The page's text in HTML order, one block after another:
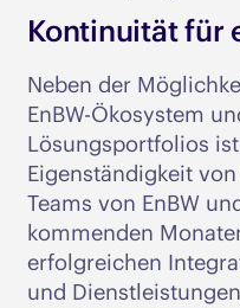
Kontinuität für
Neben der
EnBW-Ökosystem
Lösungsportfolios
Eigenständigkeit
Teams von EnBW
kommenden
erfolgreichen
und